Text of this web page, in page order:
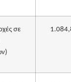
σε